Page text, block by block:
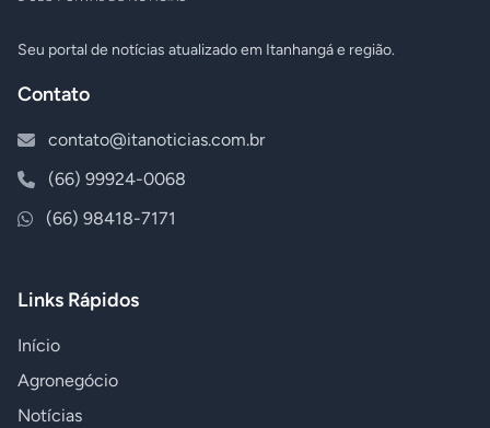
Seu portal de notícias atualizado em Itanhangá e região.
Contato
contato@itanoticias.com.br
(66) 99924-0068
(66) 98418-7171
Links Rápidos
Início
Agronegócio
Notícias